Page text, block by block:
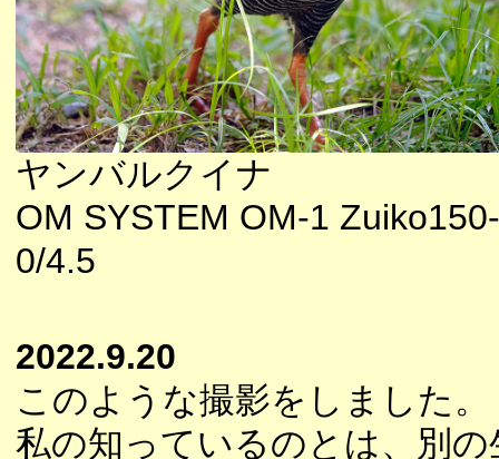
ヤンバルクイナ
OM SYSTEM OM-1
0/4.5
2022.9.20
このような撮影をしました。
私の知っているのとは、別